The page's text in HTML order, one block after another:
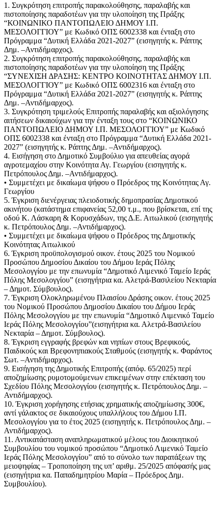
1. Συγκρότηση επιτροπής παρακολούθησης, παραλαβής και
πιστοποίησης παραδοτέων για την υλοποίηση της Πράξης
“ΚΟΙΝΩΝΙΚΟ ΠΑΝΤΟΠΩΛΕΙΟ ΔΗΜΟΥ Ι.Π.
ΜΕΣΟΛΟΓΓΙΟΥ” με Κωδικό ΟΠΣ 6002338 και ένταξη στο
Πρόγραμμα “Δυτική Ελλάδα 2021-2027” (εισηγητής κ. Ράπτης
Δημ. –Αντιδήμαρχος).
2. Συγκρότηση επιτροπής παρακολούθησης, παραλαβής και
πιστοποίησης παραδοτέων για την υλοποίηση της Πράξης
“ΣΥΝΕΧΙΣΗ ΔΡΑΣΗΣ: ΚΕΝΤΡΟ ΚΟΙΝΟΤΗΤΑΣ ΔΗΜΟΥ Ι.Π.
ΜΕΣΟΛΟΓΓΙΟΥ” με Κωδικό ΟΠΣ 6002316 και ένταξη στο
Πρόγραμμα “Δυτική Ελλάδα 2021-2027” (εισηγητής κ. Ράπτης
Δημ. –Αντιδήμαρχος).
3. Συγκρότηση τριμελούς Επιτροπής παραλαβής και αξιολόγησης
αιτήσεων δικαιούχων για την ένταξη τους στο “ΚΟΙΝΩΝΙΚΟ
ΠΑΝΤΟΠΩΛΕΙΟ ΔΗΜΟΥ Ι.Π. ΜΕΣΟΛΟΓΓΙΟΥ” με Κωδικό
ΟΠΣ 6002338 και ένταξη στο Πρόγραμμα “Δυτική Ελλάδα 2021-
2027” (εισηγητής κ. Ράπτης Δημ. –Αντιδήμαρχος).
4. Εισήγηση στο Δημοτικό Συμβούλιο για απευθείας αγορά
αγροτεμαχίου στην Κοινότητα Αγ. Γεωργίου (εισηγητής κ.
Πετρόπουλος Δημ. –Αντιδήμαρχος).
• Συμμετέχει με δικαίωμα ψήφου ο Πρόεδρος της Κοινότητας Αγ.
Γεωργίου
5. Έγκριση διενέργειας πλειοδοτικής δημοπρασίας Δημοτικού
ακινήτου (κατάστημα επιφανείας 52,00 τ.μ., που βρίσκεται, επί της
οδού Κ. Λάσκαρη & Κορυσχάδων, της Δ.Ε. Αιτωλικού (εισηγητής
κ. Πετρόπουλος Δημ. –Αντιδήμαρχος).
• Συμμετέχει με δικαίωμα ψήφου ο Πρόεδρος της Δημοτικής
Κοινότητας Αιτωλικού
6. Έγκριση προϋπολογισμού οικον. έτους 2025 του Νομικού
Προσώπου Δημοσίου Δικαίου του Δήμου Ιεράς Πόλης
Μεσολογγίου με την επωνυμία “Δημοτικό Λιμενικό Ταμείο Ιεράς
Πόλης Μεσολογγίου” (εισηγήτρια κα. Αλετρά-Βασιλείου Νεκταρία
– Δημοτ. Σύμβουλος).
7. Έγκριση Ολοκληρωμένου Πλαισίου Δράσης οικον. έτους 2025
του Νομικού Προσώπου Δημοσίου Δικαίου του Δήμου Ιεράς
Πόλης Μεσολογγίου με την επωνυμία “Δημοτικό Λιμενικό Ταμείο
Ιεράς Πόλης Μεσολογγίου”(εισηγήτρια κα. Αλετρά-Βασιλείου
Νεκταρία – Δημοτ. Σύμβουλος).
8. Έγκριση εγγραφής βρεφών και νηπίων στους Βρεφικούς,
Παιδικούς και Βρεφονηπιακούς Σταθμούς (εισηγητής κ. Φαράντος
Σωτ. –Αντιδήμαρχος).
9. Εισήγηση της Δημοτικής Επιτροπής (απόφ. 65/2025) περί
αποζημίωσης ρυμοτομούμενων επικειμένων στην επέκταση του
Σχεδίου Πόλης Μεσολογγίου (εισηγητής κ. Πετρόπουλος Δημ. –
Αντιδήμαρχος).
10. Έγκριση χορήγησης ετήσιας χρηματικής αποζημίωσης 300€,
αντί γάλακτος σε δικαιούχους υπαλλήλους του Δήμου Ι.Π.
Μεσολογγίου για το έτος 2025 (εισηγητής κ. Πετρόπουλος Δημ. –
Αντιδήμαρχος).
11. Αντικατάσταση αναπληρωματικού μέλους του Διοικητικού
Συμβουλίου του νομικού προσώπου “Δημοτικό Λιμενικό Ταμείο
Ιεράς Πόλης Μεσολογγίου” από το σύνολο των παρατάξεων της
μειοψηφίας – Τροποποίηση της υπ’ αριθμ. 25/2025 απόφασής μας
(εισηγήτρια κα. Παπαδημητρίου Μαρία – Πρόεδρος Δημ.
Συμβουλίου).